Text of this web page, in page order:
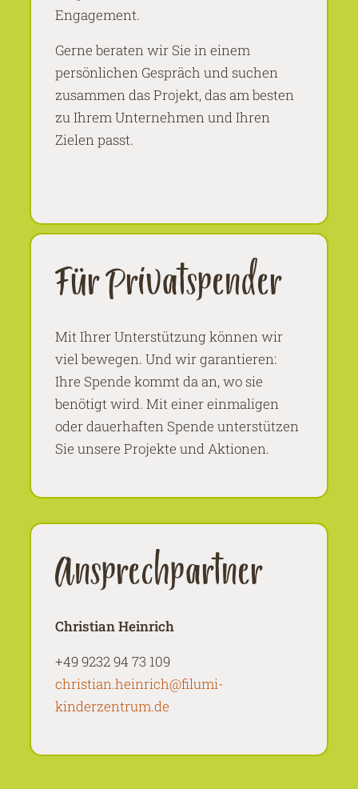
Engagement.
Gerne beraten wir Sie in einem
persönlichen Gespräch und suchen
zusammen das Projekt, das am besten
zu Ihrem Unternehmen und Ihren
Zielen passt.
Für Privatspender
Mit Ihrer Unterstützung können wir
viel bewegen. Und wir garantieren:
Ihre Spende kommt da an, wo sie
benötigt wird. Mit einer einmaligen
oder dauerhaften Spende unterstützen
Sie unsere Projekte und Aktionen.
Ansprechpartner
Christian Heinrich
+49 9232 94 73 109
christian.heinrich@filumi-
kinderzentrum.de